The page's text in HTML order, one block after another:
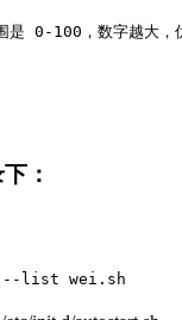
是 0-100，数字越大
：
--list wei.sh